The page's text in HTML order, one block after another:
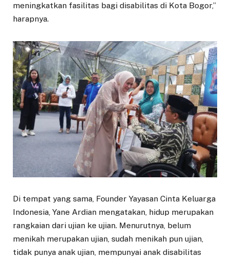
meningkatkan fasilitas bagi disabilitas di Kota Bogor,”
harapnya.
Di tempat yang sama, Founder Yayasan Cinta Keluarga
Indonesia, Yane Ardian mengatakan, hidup merupakan
rangkaian dari ujian ke ujian. Menurutnya, belum
menikah merupakan ujian, sudah menikah pun ujian,
tidak punya anak ujian, mempunyai anak disabilitas